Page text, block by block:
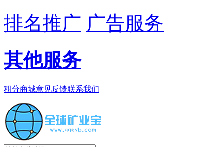
排名推广 广告服务
其他服务
积分商城意见反馈联系我们